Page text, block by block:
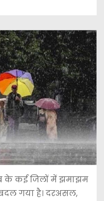
के कई जिलों में झमाझम
गया है। दरअसल,